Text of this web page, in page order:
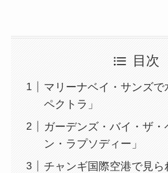
目次
マリーナベイ・サンズで
ペクトラ」
ガーデンズ・バイ・ザ
ン・ラプソディー」
チャンギ国際空港で見ら